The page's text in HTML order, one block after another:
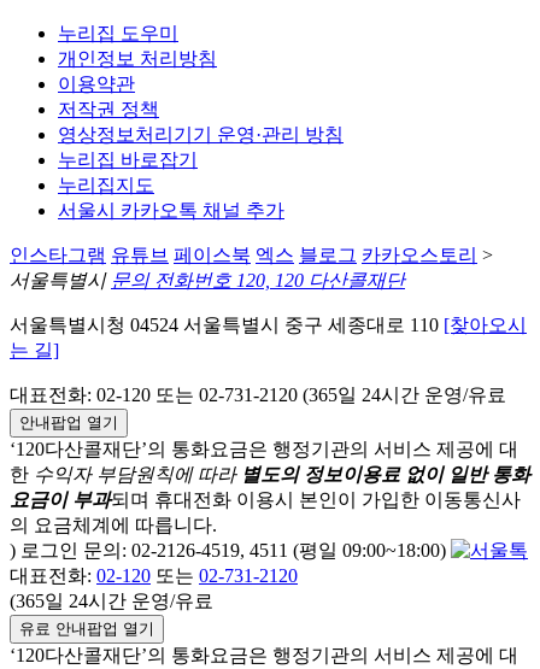
누리집 도우미
개인정보 처리방침
이용약관
저작권 정책
영상정보처리기기 운영·관리 방침
누리집 바로잡기
누리집지도
서울시 카카오톡 채널 추가
인스타그램 유튜브 페이스북 엑스 블로그 카카오스토리 >
서울특별시 문의 전화번호 120, 120 다산콜재단
서울특별시청 04524 서울특별시 중구 세종대로 110 [찾아오시
는 길]
대표전화: 02-120 또는 02-731-2120 (365일 24시간 운영/유료
안내팝업 열기
‘120다산콜재단’의 통화요금은 행정기관의 서비스 제공에 대
한 수익자 부담원칙에 따라 별도의 정보이용료 없이 일반 통화
요금이 부과되며 휴대전화 이용시 본인이 가입한 이동통신사
의 요금체계에 따릅니다.
) 로그인 문의: 02-2126-4519, 4511 (평일 09:00~18:00)
대표전화: 02-120 또는 02-731-2120
(365일 24시간 운영/유료
유료 안내팝업 열기
‘120다산콜재단’의 통화요금은 행정기관의 서비스 제공에 대